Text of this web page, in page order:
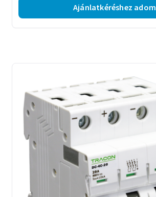
Ajánlatkéréshez adom